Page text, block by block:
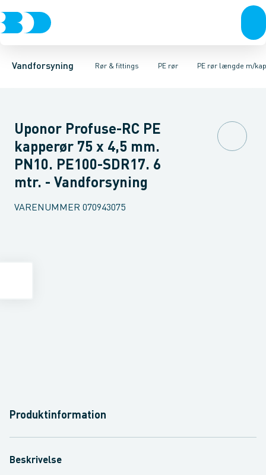
Vandforsyning Rør & fittings
Rør & fittingsKoblinger & anboringerMuffer, klemmer &
PE rør
PE rørPE EL fittingsPE fittings Duktiljern fittingsPE rør længde m/
PE rør rullevarer PE rør længde m/kappe PE rør længde u/
Uponor Profuse-RC PE
kapperør 75 x 4,5 mm.
PN10. PE100-SDR17. 6
mtr. - Vandforsyning
VARENUMMER 070943075
Produktinformation
Beskrivelse